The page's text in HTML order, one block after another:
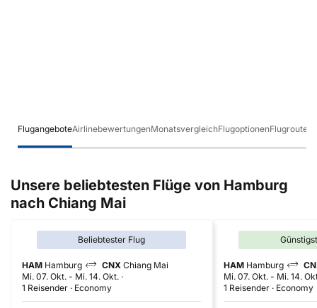
FlugangeboteAirlinebewertungenMonatsvergleichFlugoptionenFlugrouten
Unsere beliebtesten Flüge von Hamburg
nach Chiang Mai
Beliebtester Flug
HAM Hamburg CNX Chiang Mai
Mi. 07. Okt. - Mi. 14. Okt.
1 Reisender
Economy
HAM Hamburg
Mi. 07. Okt. - Mi. 14.
1 Reisender
Economy